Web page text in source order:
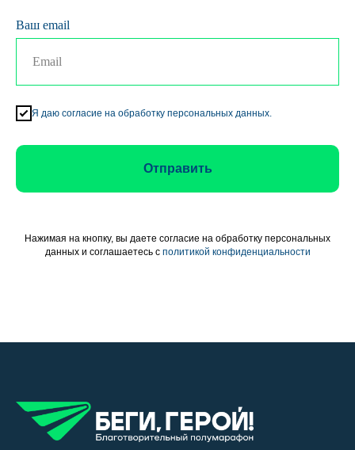
Ваш email
Я даю согласие на обработку персональных данных.
Отправить
Нажимая на кнопку, вы даете согласие на обработку персональных
данных и соглашаетесь c политикой конфиденциальности